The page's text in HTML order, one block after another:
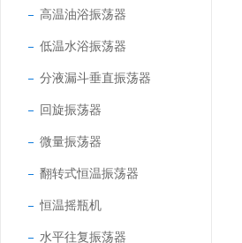
高温油浴振荡器
低温水浴振荡器
分液漏斗垂直振荡器
回旋振荡器
微量振荡器
翻转式恒温振荡器
恒温摇瓶机
水平往复振荡器